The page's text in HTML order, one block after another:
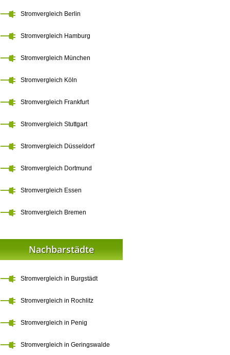
Stromvergleich Berlin
Stromvergleich Hamburg
Stromvergleich München
Stromvergleich Köln
Stromvergleich Frankfurt
Stromvergleich Stuttgart
Stromvergleich Düsseldorf
Stromvergleich Dortmund
Stromvergleich Essen
Stromvergleich Bremen
Nachbarstädte
Stromvergleich in Burgstädt
Stromvergleich in Rochlitz
Stromvergleich in Penig
Stromvergleich in Geringswalde